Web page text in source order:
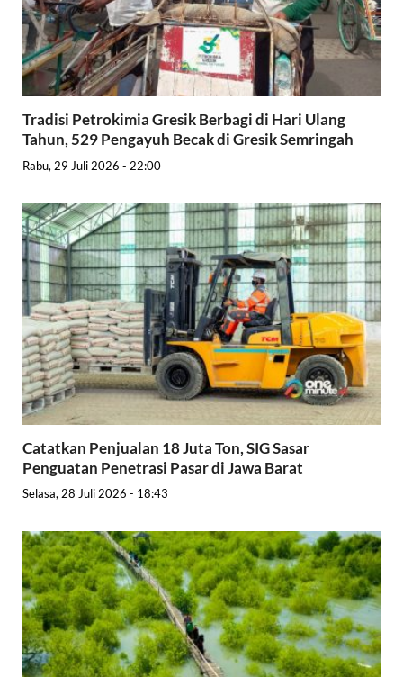
Tradisi Petrokimia Gresik Berbagi di Hari Ulang
Tahun, 529 Pengayuh Becak di Gresik Semringah
Rabu, 29 Juli 2026 - 22:00
Catatkan Penjualan 18 Juta Ton, SIG Sasar
Penguatan Penetrasi Pasar di Jawa Barat
Selasa, 28 Juli 2026 - 18:43